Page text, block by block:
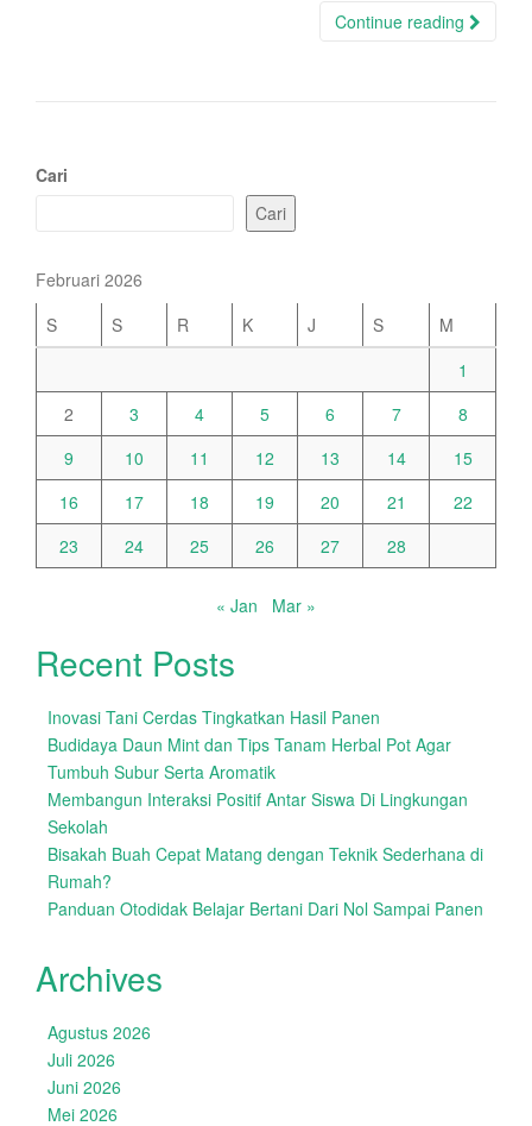
Continue reading
Cari
Cari
Februari 2026
S
S R K J S
M
1
2
3 4 5 6 7
8
9
10 11 12 13 14
15
16
17 18 19 20 21
22
23
24 25 26 27 28
« Jan Mar »
Recent Posts
Inovasi Tani Cerdas Tingkatkan Hasil Panen
Budidaya Daun Mint dan Tips Tanam Herbal Pot Agar
Tumbuh Subur Serta Aromatik
Membangun Interaksi Positif Antar Siswa Di Lingkungan
Sekolah
Bisakah Buah Cepat Matang dengan Teknik Sederhana di
Rumah?
Panduan Otodidak Belajar Bertani Dari Nol Sampai Panen
Archives
Agustus 2026
Juli 2026
Juni 2026
Mei 2026